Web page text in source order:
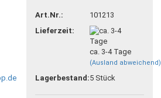
Art.Nr.:
101213
Lieferzeit:
ca. 3-4 Tage
(Ausland abweichend)
Lagerbestand:5 Stück